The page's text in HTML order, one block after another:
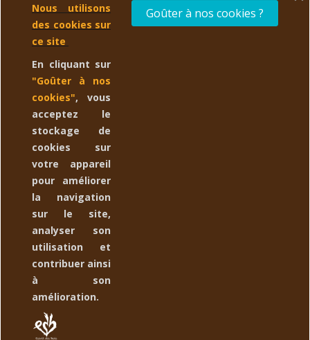
Esprit des Bois réalise vos désirs sur mesure ! N'hésitez-pas à
nous contacter:
lors de nos balades. Nos créations sont enduites à l'huile de Lin
biologique.
CONTACTEZ NOUS
YOUR ACCOUNT
ESPRIT DES BOIS
NEWSLETTER
Copyright 2022
Nous utilisons
des cookies sur
ce site
En cliquant sur
"Goûter à nos
cookies", vous
acceptez le
stockage de
cookies sur
votre appareil
pour améliorer
la navigation
sur le site,
analyser son
utilisation et
contribuer ainsi
à son
amélioration.
Goûter à nos cookies ?